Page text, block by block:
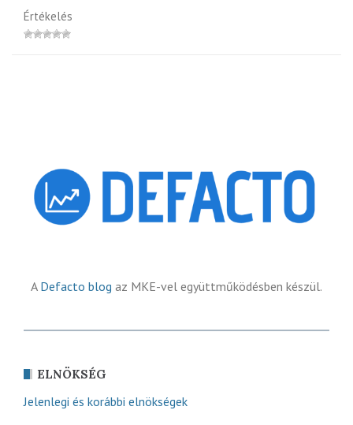
Értékelés
A Defacto blog az MKE-vel együttműködésben készül.
ELNÖKSÉG
Jelenlegi és korábbi elnökségek